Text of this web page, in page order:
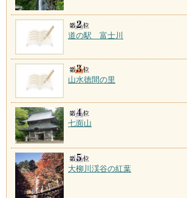
道の駅 富士川
山水徳間の里
七面山
大柳川渓谷の紅葉